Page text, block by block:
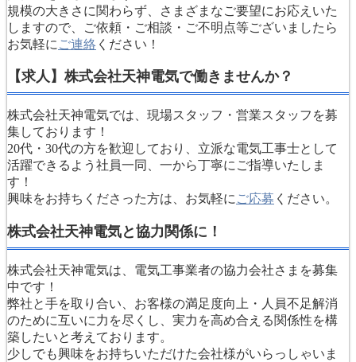
規模の大きさに関わらず、さまざまなご要望にお応えいた
しますので、ご依頼・ご相談・ご不明点等ございましたら
お気軽に ご連絡 ください！
【求人】株式会社天神電気で働きませんか？
株式会社天神電気では、現場スタッフ・営業スタッフを募
集しております！
20代・30代の方を歓迎しており、立派な電気工事士として
活躍できるよう社員一同、一から丁寧にご指導いたしま
す！
興味をお持ちくださった方は、お気軽にご応募 ください。
株式会社天神電気と協力関係に！
株式会社天神電気は、電気工事業者の協力会社さまを募集
中です！
弊社と手を取り合い、お客様の満足度向上・人員不足解消
のために互いに力を尽くし、実力を高め合える関係性を構
築したいと考えております。
少しでも興味をお持ちいただけた会社様がいらっしゃいま